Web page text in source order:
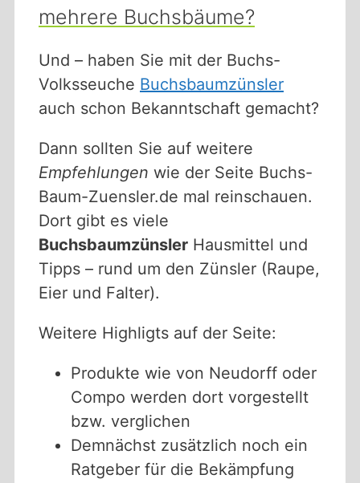
mehrere Buchsbäume?
Und – haben Sie mit der Buchs-
Volksseuche Buchsbaumzünsler
auch schon Bekanntschaft gemacht?
Dann sollten Sie auf weitere
Empfehlungen wie der Seite Buchs-
Baum-Zuensler.de mal reinschauen.
Dort gibt es viele
Buchsbaumzünsler Hausmittel und
Tipps – rund um den Zünsler (Raupe,
Eier und Falter).
Weitere Highligts auf der Seite:
Produkte wie von Neudorff oder
Compo werden dort vorgestellt
bzw. verglichen
Demnächst zusätzlich noch ein
Ratgeber für die Bekämpfung